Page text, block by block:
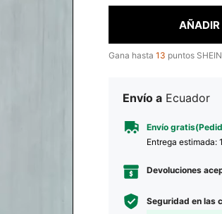
Gana hasta 13 puntos
Envío a Ecuador
Envío
Entrega estimada:
Devoluciones
Seguridad en las